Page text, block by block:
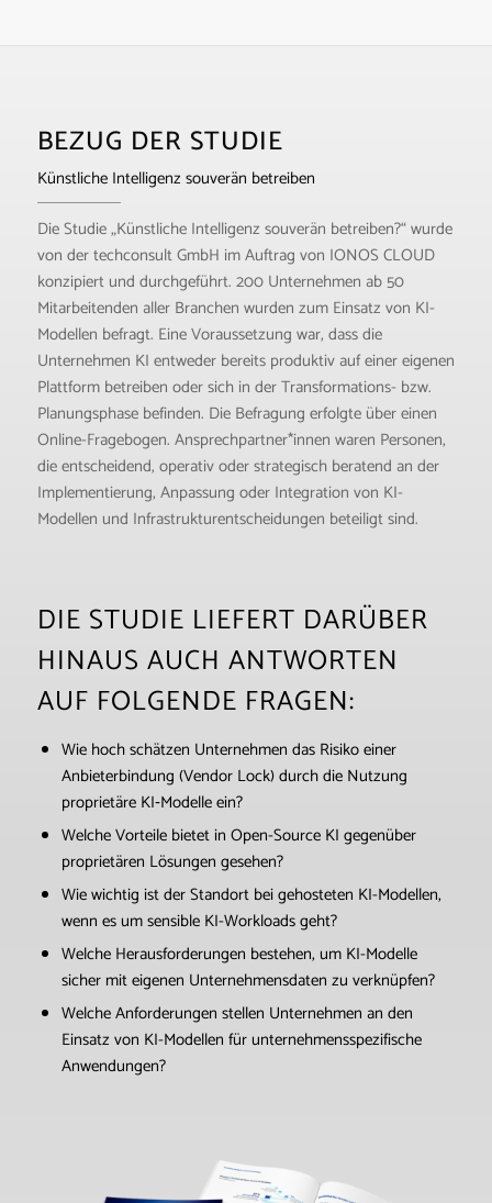
BEZUG DER STUDIE
Künstliche Intelligenz souverän betreiben
Die Studie „Künstliche Intelligenz souverän betreiben?“ wurde
von der techconsult GmbH im Auftrag von IONOS CLOUD
konzipiert und durchgeführt. 200 Unternehmen ab 50
Mitarbeitenden aller Branchen wurden zum Einsatz von KI-
Modellen befragt. Eine Voraussetzung war, dass die
Unternehmen KI entweder bereits produktiv auf einer eigenen
Plattform betreiben oder sich in der Transformations- bzw.
Planungsphase befinden. Die Befragung erfolgte über einen
Online-Fragebogen. Ansprechpartner*innen waren Personen,
die entscheidend, operativ oder strategisch beratend an der
Implementierung, Anpassung oder Integration von KI-
Modellen und Infrastrukturentscheidungen beteiligt sind.
DIE STUDIE LIEFERT DARÜBER
HINAUS AUCH ANTWORTEN
AUF FOLGENDE FRAGEN:
Wie hoch schätzen Unternehmen das Risiko einer
Anbieterbindung (Vendor Lock) durch die Nutzung
proprietäre KI‑Modelle ein?
Welche Vorteile bietet in Open-Source KI gegenüber
proprietären Lösungen gesehen?
Wie wichtig ist der Standort bei gehosteten KI-Modellen,
wenn es um sensible KI-Workloads geht?
Welche Herausforderungen bestehen, um KI-Modelle
sicher mit eigenen Unternehmensdaten zu verknüpfen?
Welche Anforderungen stellen Unternehmen an den
Einsatz von KI-Modellen für unternehmensspezifische
Anwendungen?